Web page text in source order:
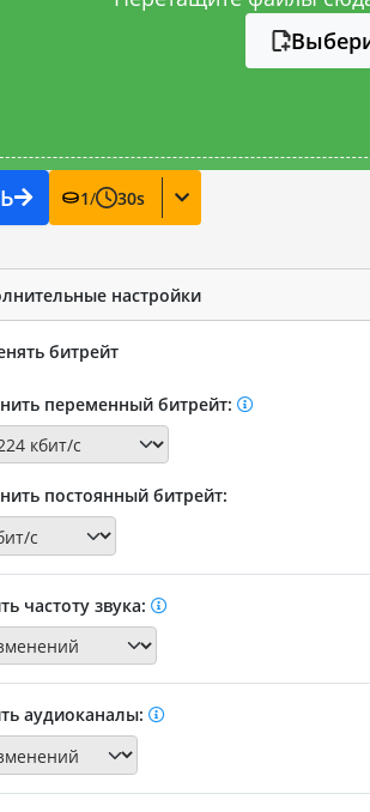
1/ 30s
настройки
битрейт
переменный битрейт:
постоянный битрейт:
частоту звука:
аудиоканалы: